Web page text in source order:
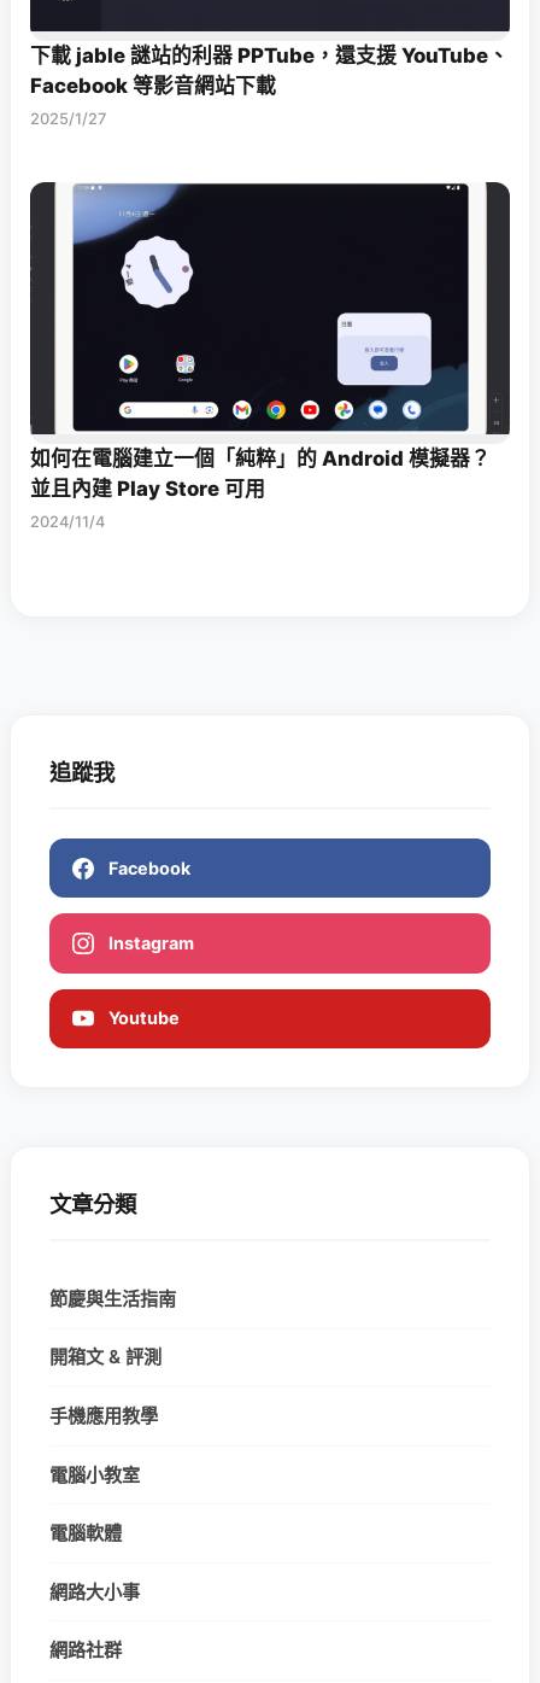
下載 jable 謎站的利器 PPTube，還支援 YouTube、
Facebook 等影音網站下載
2025/1/27
如何在電腦建立一個「純粹」的 Android 模擬器？
並且內建 Play Store 可用
2024/11/4
追蹤我
Facebook
Instagram
Youtube
文章分類
節慶與生活指南
開箱文 & 評測
手機應用教學
電腦小教室
電腦軟體
網路大小事
網路社群